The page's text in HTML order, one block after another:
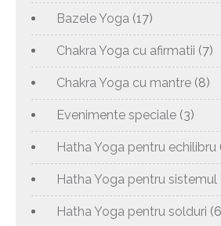
Bazele Yoga (17)
Chakra Yoga cu afirmatii (7)
Chakra Yoga cu mantre (8)
Evenimente speciale (3)
Hatha Yoga pentru echilibru
Hatha Yoga pentru
Hatha Yoga pentru solduri